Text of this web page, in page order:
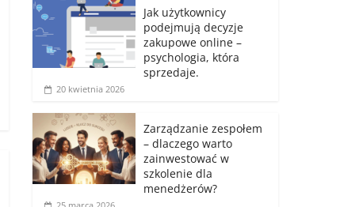
Jak użytkownicy
podejmują decyzje
zakupowe online –
psychologia, która
sprzedaje.
20 kwietnia 2026
Zarządzanie zespołem
– dlaczego warto
zainwestować w
szkolenie dla
menedżerów?